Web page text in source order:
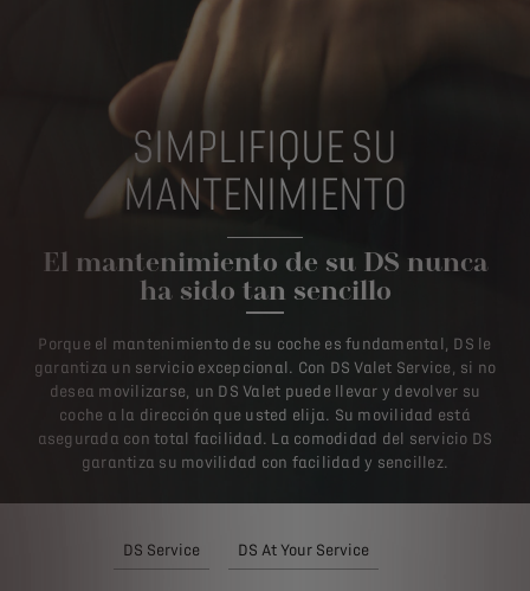
SIMPLIFIQUE SU
MANTENIMIENTO
El mantenimiento de su DS nunca
ha sido tan sencillo
Porque el mantenimiento de su coche es fundamental, DS le
garantiza un servicio excepcional. Con DS Valet Service, si no
desea movilizarse, un DS Valet puede llevar y devolver su
coche a la dirección que usted elija. Su movilidad está
asegurada con total facilidad. La comodidad del servicio DS
garantiza su movilidad con facilidad y sencillez.
DS Service DS At Your Service